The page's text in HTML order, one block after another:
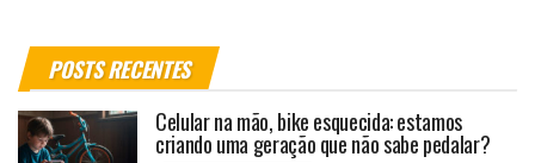
POSTS RECENTES
Celular na mão, bike esquecida: estamos
criando uma geração que não sabe pedalar?